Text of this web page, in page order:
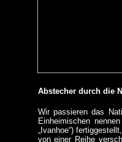
Abstecher durch die
Wir passieren das
Einheimischen
„Ivanhoe“)
von einer Reihe